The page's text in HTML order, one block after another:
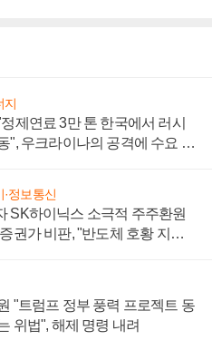
지
제연료 3만 톤 한국에서 러시
", 우크라이나의 공격에 수요 늘
·정보통신
SK하이닉스 소극적 주주환원
권가 비판, "반도체 호황 지속
"트럼프 정부 풍력 프로젝트 동
위법", 해제 명령 내려